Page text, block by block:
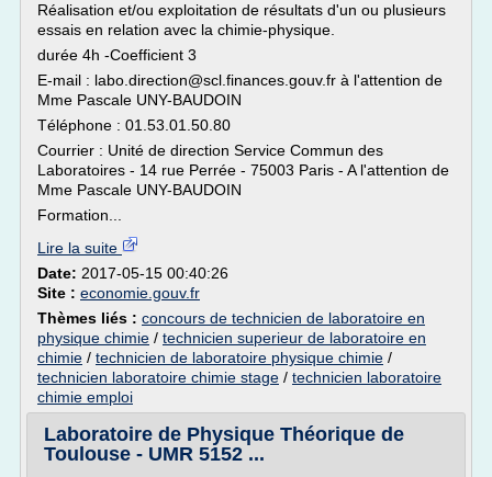
Réalisation et/ou exploitation de résultats d'un ou plusieurs
essais en relation avec la chimie-physique.
durée 4h -Coefficient 3
E-mail : labo.direction@scl.finances.gouv.fr à l'attention de
Mme Pascale UNY-BAUDOIN
Téléphone : 01.53.01.50.80
Courrier : Unité de direction Service Commun des
Laboratoires - 14 rue Perrée - 75003 Paris - A l'attention de
Mme Pascale UNY-BAUDOIN
Formation...
Lire la suite
Date: 2017-05-15 00:40:26
Site : economie.gouv.fr
Thèmes liés : concours de technicien de laboratoire en
physique chimie / technicien superieur de laboratoire en
chimie / technicien de laboratoire physique chimie /
technicien laboratoire chimie stage / technicien laboratoire
chimie emploi
Laboratoire de Physique Théorique de
Toulouse - UMR 5152 ...